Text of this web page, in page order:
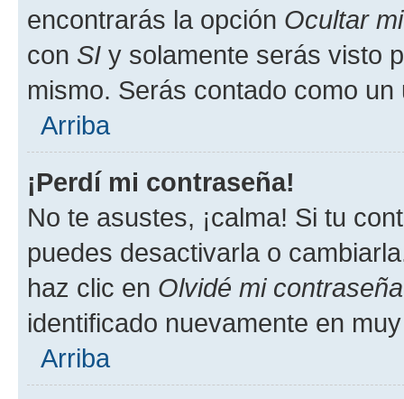
encontrarás la opción Ocultar
con SI y solamente serás visto
mismo. Serás contado como un
Arriba
¡Perdí mi contraseña!
No te asustes, ¡calma! Si tu
puedes desactivarla o
haz clic en Olvidé mi contraseña
identificado nuevamente en
Arriba